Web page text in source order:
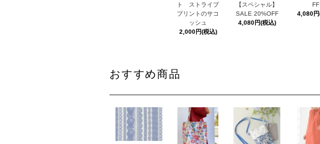
ト ストライプ
プリントのサコ
ッシュ
2,000円(税込)
【スペシャル】
SALE 20%OFF
4,080円(税込)
FF
4,080円
おすすめ商品